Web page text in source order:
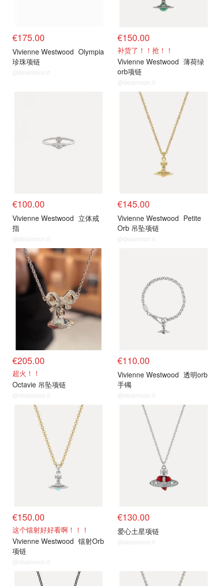
€175.00
Vivienne Westwood Olympia
珍珠项链
@dealmoon.it
€150.00
补货了！！抢！！
Vivienne Westwood 薄荷绿
orb项链
@dealmoon.it
€100.00
Vivienne Westwood 立体戒
指
@dealmoon.it
€145.00
Vivienne Westwood Petite
Orb 吊坠项链
@dealmoon.it
€205.00
超火！！
Octavie 吊坠项链
@dealmoon.it
€110.00
Vivienne Westwood 透明orb
手镯
@dealmoon.it
€150.00
这个镭射好好看啊！！！
Vivienne Westwood 镭射Orb
项链
@dealmoon.it
€130.00
爱心土星项链
@dealmoon.it